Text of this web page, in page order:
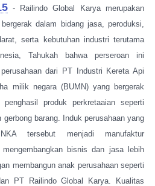
- Railindo Global Karya merupakan
dalam bidang jasa, peroduksi,
serta kebutuhan industri terutama
Tahukah bahwa perseroan ini
dari PT Industri Kereta Api
milik negara (BUMN) yang bergerak
produk perkretaaian seperti
barang. Induk perusahaan yang
tersebut menjadi manufaktur
bisnis dan jasa lebih
membangun anak perusahaan seperti
PT Railindo Global Karya. Kualitas